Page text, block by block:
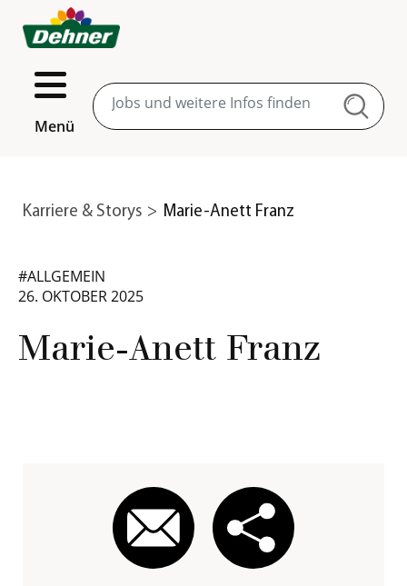
Menü
Karriere & Storys Marie-Anett Franz
#ALLGEMEIN
26. OKTOBER 2025
Marie-Anett Franz